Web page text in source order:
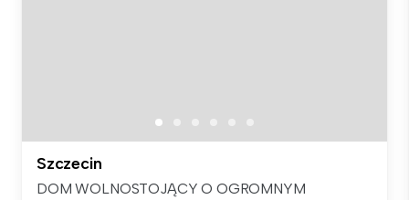
Szczecin
DOM WOLNOSTOJĄCY O OGROMNYM